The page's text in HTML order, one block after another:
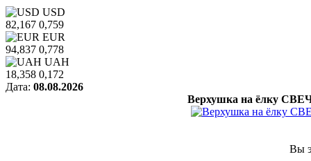
USD
82,167 0,759
EUR
94,837 0,778
UAH
18,358 0,172
Дата: 08.08.2026
Верхушка на ёлку
Вы